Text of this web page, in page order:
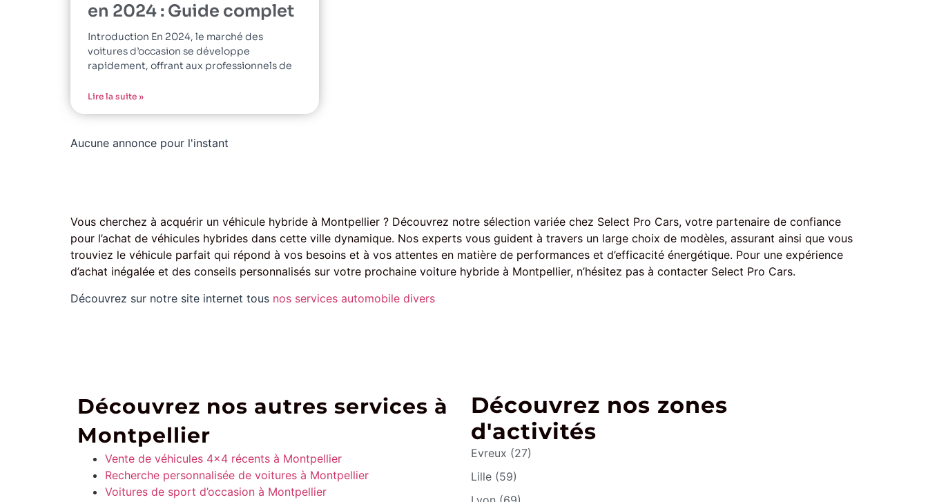
en 2024 : Guide complet
Introduction En 2024, le marché des
voitures d’occasion se développe
rapidement, offrant aux professionnels de
Lire la suite »
Aucune annonce pour l'instant
Vous cherchez à acquérir un véhicule hybride à Montpellier ? Découvrez notre sélection variée chez Select Pro Cars, votre partenaire de confiance
pour l’achat de véhicules hybrides dans cette ville dynamique. Nos experts vous guident à travers un large choix de modèles, assurant ainsi que vous
trouviez le véhicule parfait qui répond à vos besoins et à vos attentes en matière de performances et d’efficacité énergétique. Pour une expérience
d’achat inégalée et des conseils personnalisés sur votre prochaine voiture hybride à Montpellier, n’hésitez pas à contacter Select Pro Cars.
Découvrez sur notre site internet tous nos services automobile divers
Découvrez nos autres services à
Montpellier
Vente de véhicules 4×4 récents à Montpellier
Recherche personnalisée de voitures à Montpellier
Voitures de sport d’occasion à Montpellier
Découvrez nos zones
d'activités
Evreux (27)
Lille (59)